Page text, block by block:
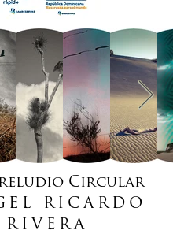
Circular
RICARDO
RIVERA